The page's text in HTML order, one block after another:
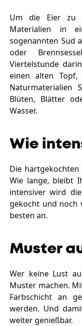
Um die Eier zu
Materialien in
sogenannten Sud
oder
Viertelstunde
einen alten Topf,
Naturmaterialien
Blüten, Blätter
Wasser.
Wie
Die hartgekochten
Wie lange, bleibt
intensiver wird
gekocht und noch
besten an.
Muster
Wer keine Lust
Muster machen.
Farbschicht an
werden. Und
weiter genießbar.